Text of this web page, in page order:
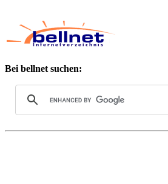
Bei bellnet suchen: